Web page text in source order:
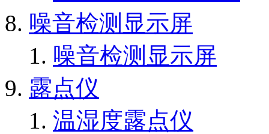
噪音检测显示屏
噪音检测显示屏
露点仪
温湿度露点仪